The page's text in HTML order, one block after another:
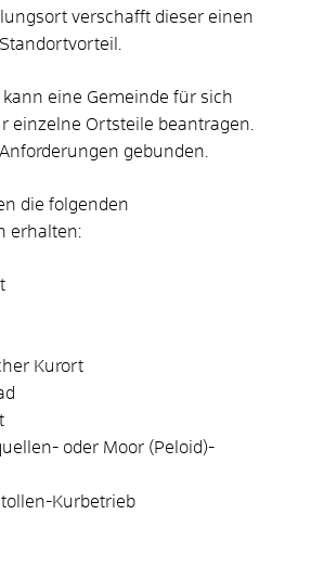
verschafft dieser einen
eine Gemeinde für sich
einzelne Ortsteile beantragen.
gebunden.
die folgenden
erhalten:
Kurort
oder Moor (Peloid)-
Kurbetrieb